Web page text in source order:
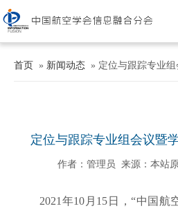
首页 » 新闻动态 » 定位与跟踪专业
定位与跟踪专业组会议暨
作者：管理员 来源：本站
2021年10 月 15 日，“中国航